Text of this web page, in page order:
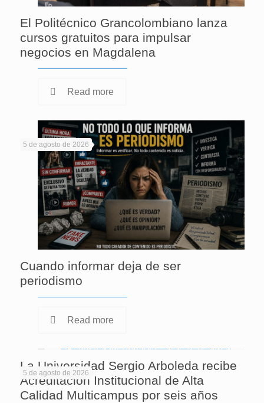
El Politécnico Grancolombiano lanza
cursos gratuitos para impulsar
negocios en Magdalena
Read more
5 de agosto de 2026
Cuando informar deja de ser
periodismo
Read more
5 de agosto de 2026
La Universidad Sergio Arboleda recibe
Acreditación Institucional de Alta
Calidad Multicampus por seis años